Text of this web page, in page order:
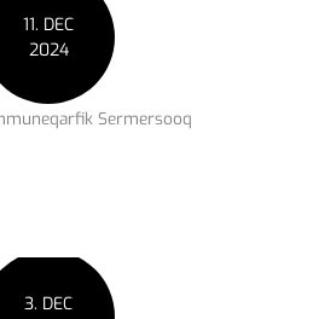
11. DEC
2024
Sermersooq
3. DEC